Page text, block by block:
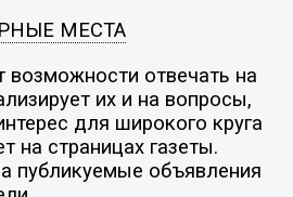
МЕСТА
возможности отвечать на
их и на вопросы,
для широкого круга
на страницах газеты.
публикуемые объявления